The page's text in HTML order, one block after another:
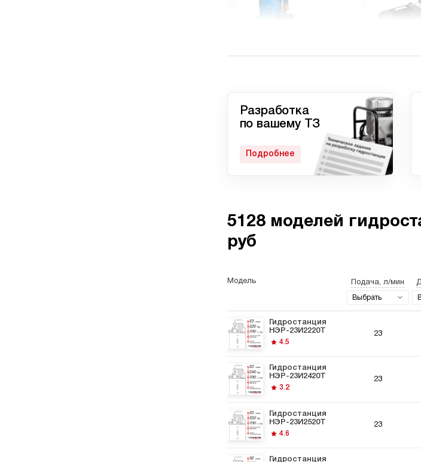
Автоматические
Домкрат
Гидростанции для
промышленного
оборудования
цилиндр с
Разработка
по вашему ТЗ
Подробнее
5128 моделей
руб
Модель Подача, л/мин
Выбрать
Гидростанция
НЭР-23И2220Т
4.5
23
Гидростанция
НЭР-23И2420Т
3.2
23
Гидростанция
НЭР-23И2520Т
4.6
23
Гидростанция